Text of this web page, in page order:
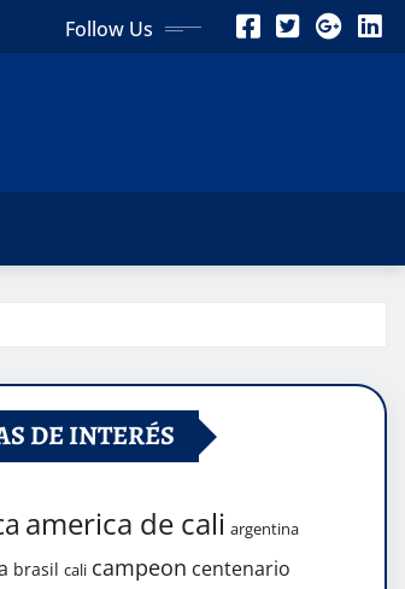
Follow Us
DE INTERÉS
america de cali argentina
brasil cali campeon centenario